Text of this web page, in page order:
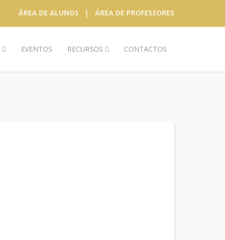
ÁREA DE ALUNOS | ÁREA DE PROFESSORES
EVENTOS RECURSOS CONTACTOS